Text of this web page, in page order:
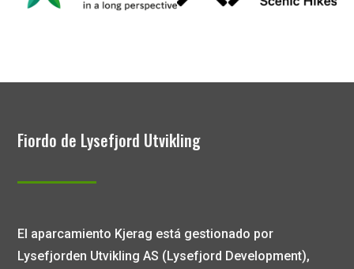
Fiordo de Lysefjord Utvikling
El aparcamiento Kjerag está gestionado por
Lysefjorden Utvikling AS (Lysefjord Development),